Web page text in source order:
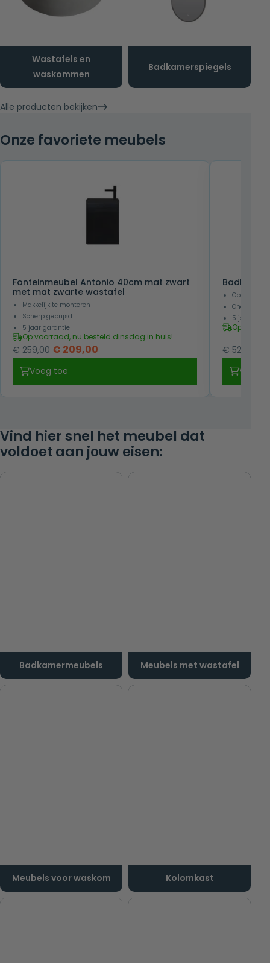
Wastafels en
waskommen
Badkamerspiegels
Alle producten bekijken
Onze favoriete meubels
Fonteinmeubel Antonio 40cm mat zwart
met mat zwarte wastafel
Makkelijk te monteren
Scherp geprijsd
5 jaar garantie
Op voorraad, nu besteld dinsdag in huis!
€259,00 Oorspronkelijke
€ 259,00.
€ 209,00
€ 209,00.
Voeg toe
Goede
5 jaar
Op
€529,00
Voeg
Vind hier snel het meubel dat
voldoet aan jouw eisen:
Badkamermeubels Meubels met wastafel
Meubels voor waskom Kolomkast